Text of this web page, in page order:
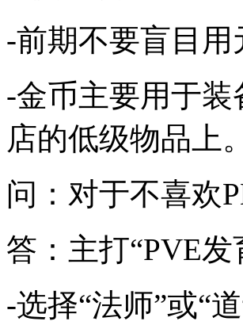
-前期不要盲目
-金币主要用于
店的低级物品上。
问：对于不喜欢
答：主打“PVE发
-选择“法师”或“